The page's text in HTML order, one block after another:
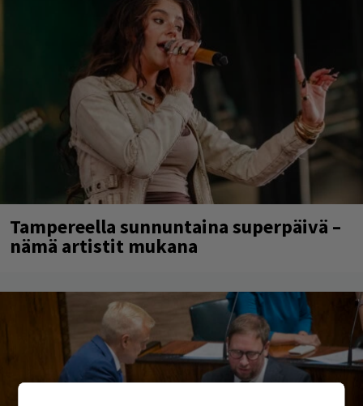
Tampereella sunnuntaina superpäivä –
nämä artistit mukana